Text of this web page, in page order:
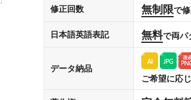
修正回数 無制限で
日本語英語表記 無料で両パ
データ納品
ご希望に応